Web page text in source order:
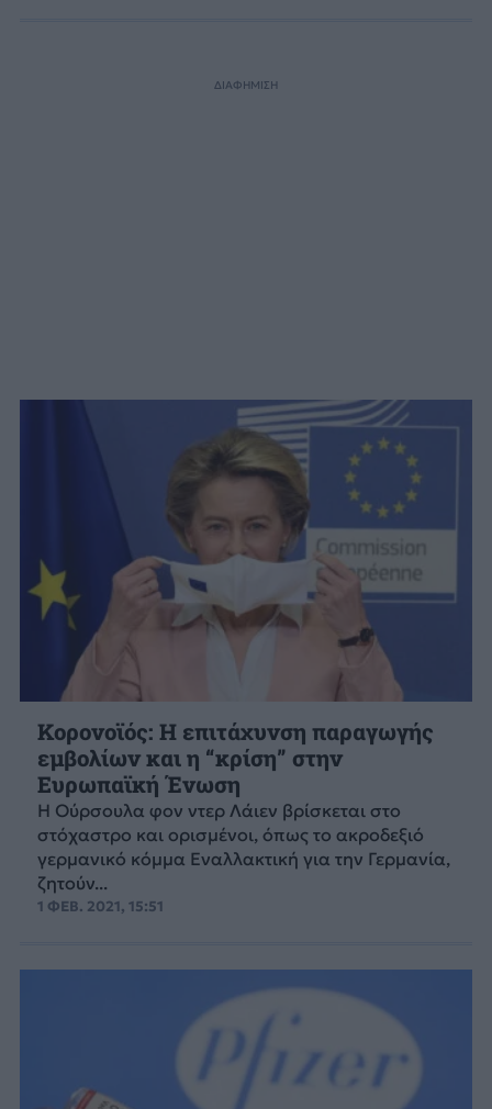
Κορονοϊός: Η επιτάχυνση παραγωγής
εμβολίων και η “κρίση” στην
Ευρωπαϊκή Ένωση
Η Ούρσουλα φον ντερ Λάιεν βρίσκεται στο
στόχαστρο και ορισμένοι, όπως το ακροδεξιό
γερμανικό κόμμα Εναλλακτική για την Γερμανία,
ζητούν...
1 ΦΕΒ. 2021, 15:51
ΔΙΑΦΗΜΙΣΗ